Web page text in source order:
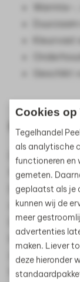
Geschikt
Belangrijk
De kleuren en
fotografie
Elke
design,
Dit maakt
kleuren en
ziet. We
te bekijken
Cookies op
Tegelhandel
als analytische
functioneren en
gemeten.
geplaatst als je
kunnen wij de
meer
advertenties
maken. Liever
deze hieronder